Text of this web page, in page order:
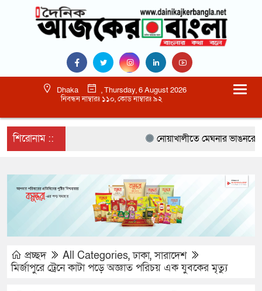
Dhaka
, Thursday, 6 August 2026
নিবন্ধন নাম্বারঃ ১১০, কোড নাম্বারঃ ৯২
শিরোনাম :: নোয়াখালীতে মেঘনার ভাঙনরোধে
প্রচ্ছদ All Categories,ঢাকা,সারাদেশ
মির্জাপুরে ট্রেনে কাটা পড়ে অজ্ঞাত পরিচয় এক যুবকের মৃত্যু